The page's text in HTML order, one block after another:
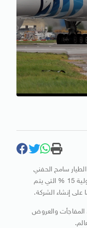
سامح الحفني
الثلاثاء أنه تخفيض اسعار تذاكر الطيران الدولية 15 % التي يتم
المفاجأت والعروض